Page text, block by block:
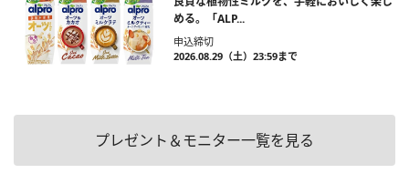
める。「ALP...
申込締切
2026.08.29（土）23:59まで
プレゼント＆モニター一覧を見る